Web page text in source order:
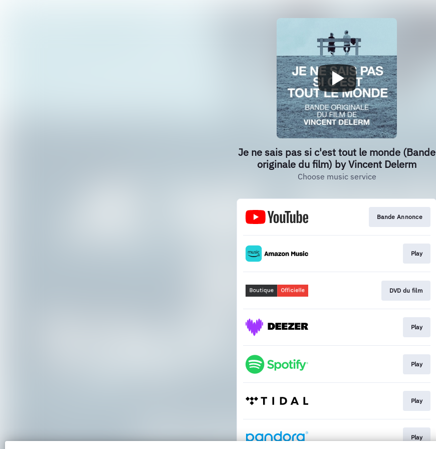
Je ne sais pas si c'est tout le monde (Bande
originale du film) by Vincent Delerm
Choose music service
Bande Annonce
Play
DVD du film
Play
Play
Play
Play